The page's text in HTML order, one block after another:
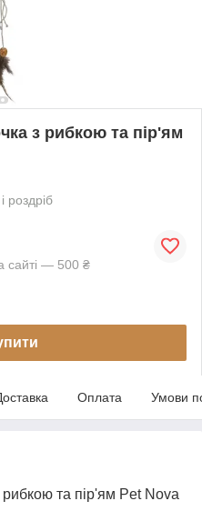
з рибкою та пір'ям
роздріб
сайті — 500 ₴
Оплата Умови
рибкою та пір'ям Pet Nova